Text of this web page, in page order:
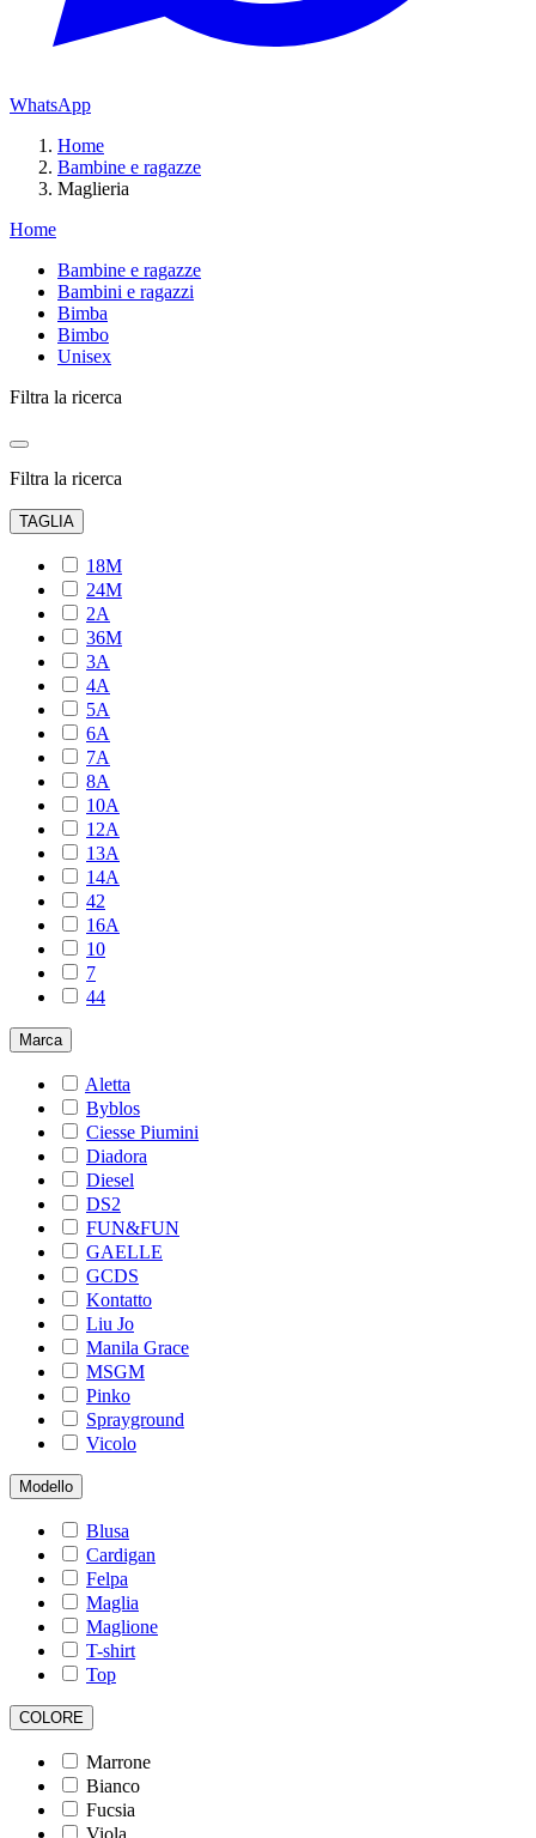
WhatsApp
Home
Bambine e ragazze
Maglieria
Home
Bambine e ragazze
Bambini e ragazzi
Bimba
Bimbo
Unisex
Filtra la ricerca
Filtra la ricerca
TAGLIA
18M
24M
2A
36M
3A
4A
5A
6A
7A
8A
10A
12A
13A
14A
42
16A
10
7
44
Marca
Aletta
Byblos
Ciesse Piumini
Diadora
Diesel
DS2
FUN&FUN
GAELLE
GCDS
Kontatto
Liu Jo
Manila Grace
MSGM
Pinko
Sprayground
Vicolo
Modello
Blusa
Cardigan
Felpa
Maglia
Maglione
T-shirt
Top
COLORE
Marrone
Bianco
Fucsia
Viola